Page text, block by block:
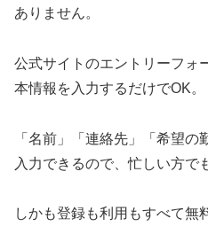
ありません。
公式サイトのエントリーフォ
本情報を入力するだけでOK。
「名前」「連絡先」「希望
入力できるので、忙しい方で
しかも登録も利用もすべて無